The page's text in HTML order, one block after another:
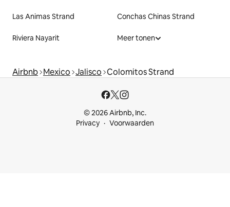
Las Animas Strand Conchas Chinas Strand
Riviera Nayarit Meer tonen
Airbnb Mexico Jalisco Colomitos Strand
© 2026 Airbnb, Inc.
Privacy
Voorwaarden